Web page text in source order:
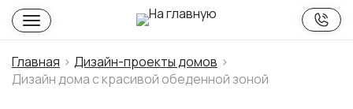
Главная
Дизайн-проекты домов
Дизайн дома с красивой обеденной зоной